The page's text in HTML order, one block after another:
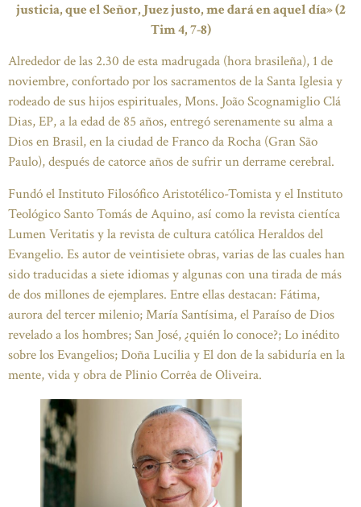
justicia, que el Señor, Juez justo, me dará en aquel día» (2
Tim 4, 7-8)
Alrededor de las 2.30 de esta madrugada (hora brasileña), 1 de
noviembre, confortado por los sacramentos de la Santa Iglesia y
rodeado de sus hijos espirituales, Mons. João Scognamiglio Clá
Dias, EP, a la edad de 85 años, entregó serenamente su alma a
Dios en Brasil, en la ciudad de Franco da Rocha (Gran São
Paulo), después de catorce años de sufrir un derrame cerebral.
Fundó el Instituto Filosófico Aristotélico-Tomista y el Instituto
Teológico Santo Tomás de Aquino, así como la revista cientíca
Lumen Veritatis y la revista de cultura católica Heraldos del
Evangelio. Es autor de veintisiete obras, varias de las cuales han
sido traducidas a siete idiomas y algunas con una tirada de más
de dos millones de ejemplares. Entre ellas destacan: Fátima,
aurora del tercer milenio; María Santísima, el Paraíso de Dios
revelado a los hombres; San José, ¿quién lo conoce?; Lo inédito
sobre los Evangelios; Doña Lucilia y El don de la sabiduría en la
mente, vida y obra de Plinio Corrêa de Oliveira.